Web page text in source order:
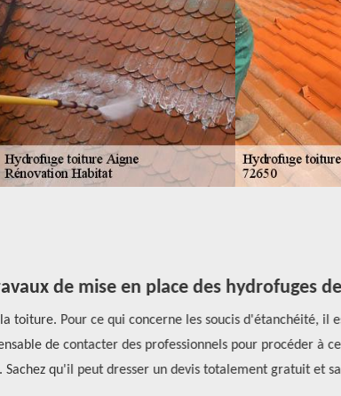
de mise en place des hydrofuges
Pour ce qui concerne les soucis d'étanchéité, il
de contacter des professionnels pour procéder à
qu'il peut dresser un devis totalement gratuit et